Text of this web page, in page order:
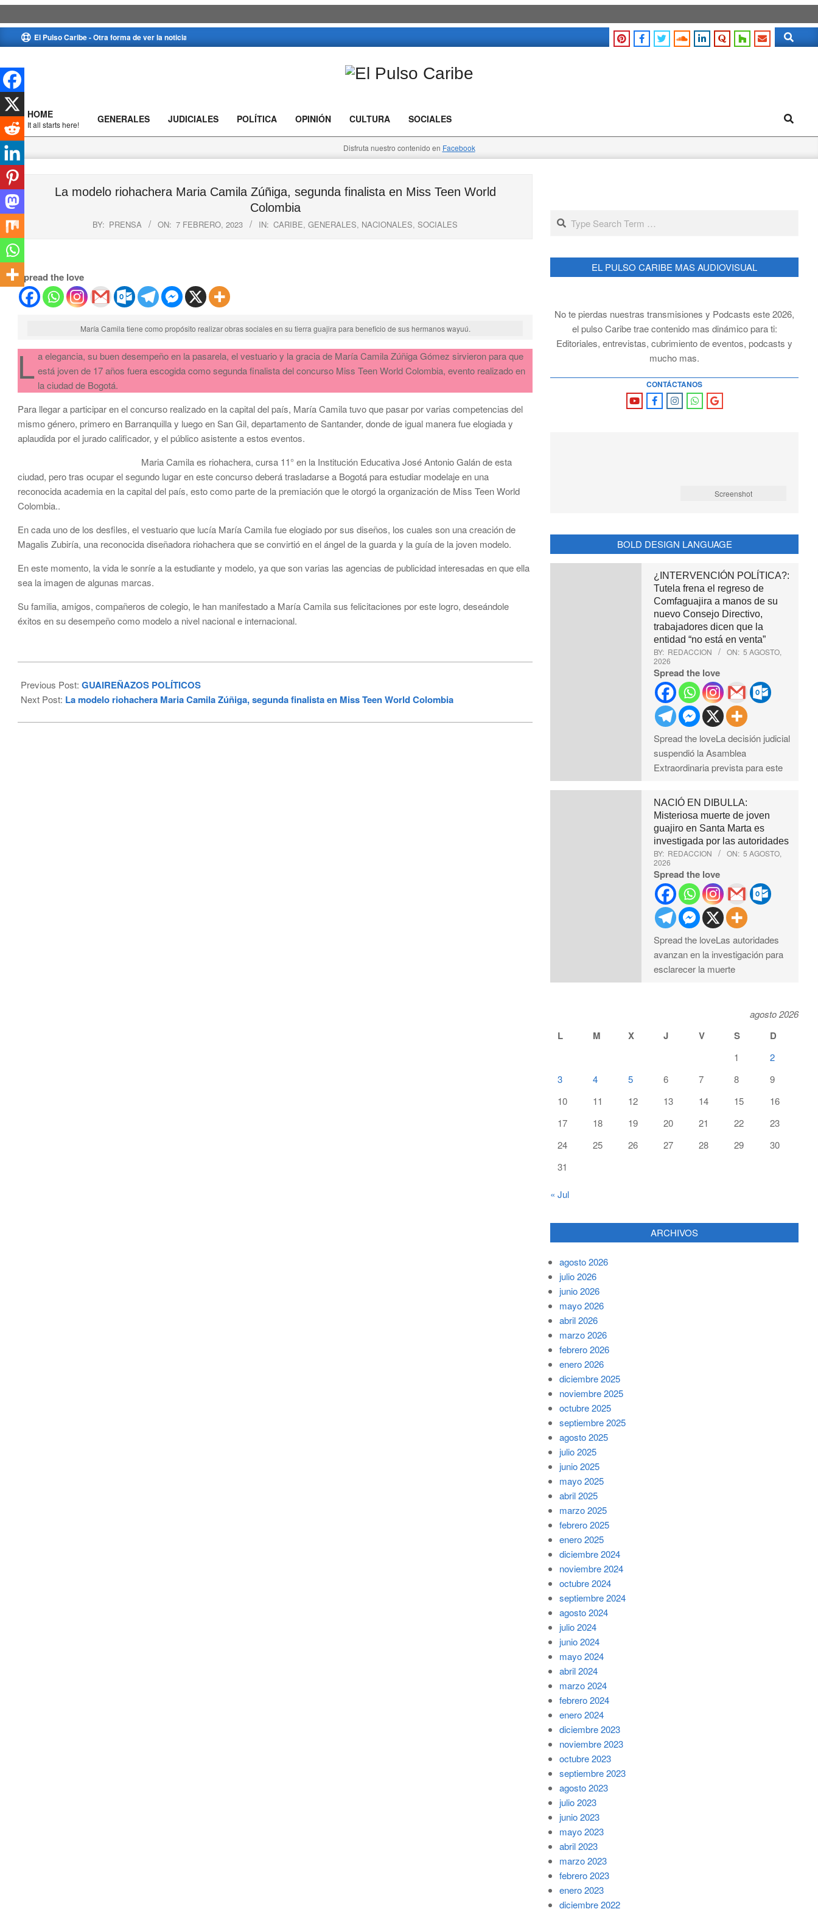
to
El Pulso Caribe - Otra forma de ver la noticia Search
Caribe
Primary
Navigation
Menu
HOME
It all starts here! GENERALES JUDICIALES POLÍTICA OPINIÓN CULTURA SOCIALES Search
Disfruta nuestro contenido en Facebook
La modelo riohachera Maria Camila Zúñiga, segunda finalista en Miss Teen World
Colombia
BY: PRENSA ON: 7 FEBRERO, 2023 IN: CARIBE, GENERALES, NACIONALES, SOCIALES
Spread the love
María Camila tiene como propósito realizar obras sociales en su tierra guajira para beneficio de sus hermanos wayuú.
L a elegancia, su buen desempeño en la pasarela, el vestuario y la gracia de María Camila Zúñiga Gómez sirvieron para que
está joven de 17 años fuera escogida como segunda finalista del concurso Miss Teen World Colombia, evento realizado en
la ciudad de Bogotá.
Para llegar a participar en el concurso realizado en la capital del país, María Camila tuvo que pasar por varias competencias del
mismo género, primero en Barranquilla y luego en San Gil, departamento de Santander, donde de igual manera fue elogiada y
aplaudida por el jurado calificador, y el público asistente a estos eventos.
Maria Camila es riohachera, cursa 11° en la Institución Educativa José Antonio Galán de esta
ciudad, pero tras ocupar el segundo lugar en este concurso deberá trasladarse a Bogotá para estudiar modelaje en una
reconocida academia en la capital del país, esto como parte de la premiación que le otorgó la organización de Miss Teen World
Colombia..
En cada uno de los desfiles, el vestuario que lucía María Camila fue elogiado por sus diseños, los cuales son una creación de
Magalis Zubiría, una reconocida diseñadora riohachera que se convirtió en el ángel de la guarda y la guía de la joven modelo.
En este momento, la vida le sonríe a la estudiante y modelo, ya que son varias las agencias de publicidad interesadas en que ella
sea la imagen de algunas marcas.
Su familia, amigos, compañeros de colegio, le han manifestado a María Camila sus felicitaciones por este logro, deseándole
éxitos en su desempeño como modelo a nivel nacional e internacional.
02-
07
Previous Post: GUAIREÑAZOS POLÍTICOS
Next Post: La modelo riohachera Maria Camila Zúñiga, segunda finalista en Miss Teen World Colombia
Search
EL PULSO CARIBE MAS AUDIOVISUAL
No te pierdas nuestras transmisiones y Podcasts este 2026,
el pulso Caribe trae contenido mas dinámico para ti:
Editoriales, entrevistas, cubrimiento de eventos, podcasts y
mucho mas.
CONTÁCTANOS
Screenshot
BOLD DESIGN LANGUAGE
¿INTERVENCIÓN POLÍTICA?:
Tutela frena el regreso de
Comfaguajira a manos de su
nuevo Consejo Directivo,
trabajadores dicen que la
entidad “no está en venta”
BY: REDACCION ON: 5 AGOSTO,
2026
Spread the love
Spread the loveLa decisión judicial
suspendió la Asamblea
Extraordinaria prevista para este
NACIÓ EN DIBULLA:
Misteriosa muerte de joven
guajiro en Santa Marta es
investigada por las autoridades
BY: REDACCION ON: 5 AGOSTO,
2026
Spread the love
Spread the loveLas autoridades
avanzan en la investigación para
esclarecer la muerte
agosto 2026
L M X J V S D
1
2
3
4 5 6 7 8
9
10
11 12 13 14 15
16
17
18 19 20 21 22
23
24
25 26 27 28 29
30
31
« Jul
ARCHIVOS
agosto 2026
julio 2026
junio 2026
mayo 2026
abril 2026
marzo 2026
febrero 2026
enero 2026
diciembre 2025
noviembre 2025
octubre 2025
septiembre 2025
agosto 2025
julio 2025
junio 2025
mayo 2025
abril 2025
marzo 2025
febrero 2025
enero 2025
diciembre 2024
noviembre 2024
octubre 2024
septiembre 2024
agosto 2024
julio 2024
junio 2024
mayo 2024
abril 2024
marzo 2024
febrero 2024
enero 2024
diciembre 2023
noviembre 2023
octubre 2023
septiembre 2023
agosto 2023
julio 2023
junio 2023
mayo 2023
abril 2023
marzo 2023
febrero 2023
enero 2023
diciembre 2022